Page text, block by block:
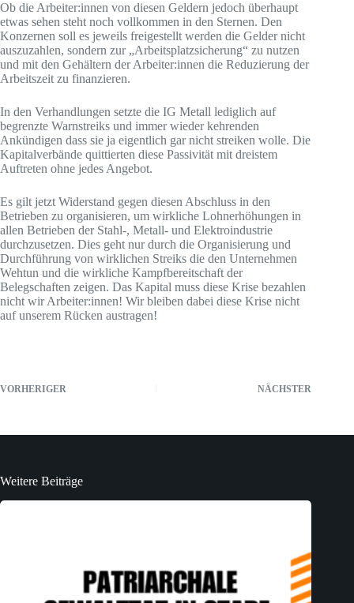
Ob die Arbeiter:innen von diesen Geldern jedoch überhaupt
etwas sehen steht noch vollkommen in den Sternen. Den
Konzernen soll es jeweils freigestellt werden die Gelder nicht
auszuzahlen, sondern zur „Arbeitsplatzsicherung“ zu nutzen
und mit den Gehältern der Arbeiter:innen die Reduzierung der
Arbeitszeit zu finanzieren.
In den Verhandlungen setzte die IG Metall lediglich auf
begrenzte Warnstreiks und immer wieder kehrenden
Ankündigen dass sie ja eigentlich gar nicht streiken wolle. Die
Kapitalverbände quittierten diese Passivität mit dreistem
Auftreten ohne jedes Angebot.
Es gilt jetzt Widerstand gegen diesen Abschluss in den
Betrieben zu organisieren, um wirkliche Lohnerhöhungen in
allen Betrieben der Stahl-, Metall- und Elektroindustrie
durchzusetzen. Dies geht nur durch die Organisierung und
Durchführung von wirklichen Streiks die den Unternehmen
Wehtun und die wirkliche Kampfbereitschaft der
Belegschaften zeigen. Das Kapital muss diese Krise bezahlen
nicht wir Arbeiter:innen! Wir bleiben dabei diese Krise nicht
auf unserem Rücken austragen!
VORHERIGER NÄCHSTER
Weitere Beiträge